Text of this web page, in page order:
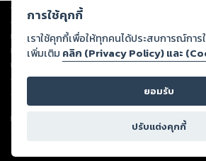
Copyright © 2026
ต่อผลงานหรือเนื้อหาใดที่อัปโหลดผ่านเว็บไซต์และปร
ทรัพย์สินทางปัญญาของบุคคลอื่นหรือขัดต่อกฎหมาย
ทุกท่านโปรดใช้วิจารณญาณในการกลั่นกรองด้วยตนเ
หนึ่งส่วนใดขัดต่อกฎหมายและศีลธรรม กรุณาแจ้งมายั
ดำเนินการในทันที ทั้งนี้ ทางสตอรี่ล็อกขอสงวนลิข
ลิขสิทธิ์ พ.ศ. 2537 (ฉบับล่าสุด)
For support: member@ookbee.com
Version
การใช้คุกกี้
เราใช้คุกกี้เพื่อให้ทุกคนได้ประสบการณ์กา
เพิ่มเติม คลิก (Privacy Policy) และ
ยอมรับ
ปรับแต่งคุกกี้